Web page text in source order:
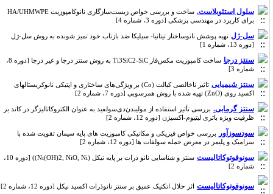
سلول‌ استئوبلاست.
ساخت و بررسی خواص زیست‌سازگاری نانوکامپوزیت HA/UHMWPE
برای کاربرد در مهندسی پزشکی [دوره 3، شماره 4]
سل-ژل
تهیه پوشش نانوساختار تیتانیا- سیلیکا ضد بازتاب خود تمیز شونده به روش سل-ژل
[دوره 13، شماره 1]
سنتز درجا
ساخت کامپوزیت مکس‌فاز Ti3SiC2-SiC به روش سنتز درجا و غیر درجا [دوره 8،
شماره 3]
سنتز شیمیایی
تاثیر ناخالصی کبالت (Co) بر ویژگی‌های ساختاری و اپتیکی نانوکریستالهای
اکسید روی (ZnO) تهیه شده با روش همرسوبی [دوره 7، شماره 2]
سنتز گرمابی. بررسی تأثیر استفاده از مولیبدن‌دی‌سولفید به عنوان الکتروکاتالیزگر در کاتد بر
ظرفیت ‌ویژه باتری لیتیوم-اکسیژن [دوره 12، شماره 2]
سودسوزآور بررسی خواص فیزیکی و مکانیکی کامپوزیت های پایه سیمان تقویت شده با
سرامیک و پلیمر در معرض حمله سولفات ها [دوره 12، شماره 2]
سونوفوتوکاتالیست
سنتز و شناسایی نانو ذرات بر پایه نیکل (Ni(OH)2, NiO, Ni)) [دوره 10،
شماره 2]
سونوفوتوکاتالیست اثر حلال اتکتیک عمیق بر سنتز نانوذرات اکسید نیکل [دوره 12، شماره 2]